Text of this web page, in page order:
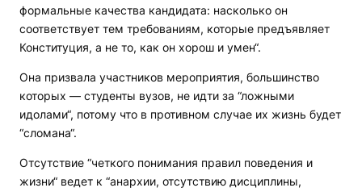
формальные качества кандидата: насколько он
соответствует тем требованиям, которые предъявляет
Конституция, а не то, как он хорош и умен“.
Она призвала участников мероприятия, большинство
которых — студенты вузов, не идти за “ложными
идолами“, потому что в противном случае их жизнь будет
“сломана“.
Отсутствие “четкого понимания правил поведения и
жизни“ ведет к “анархии, отсутствию дисциплины,